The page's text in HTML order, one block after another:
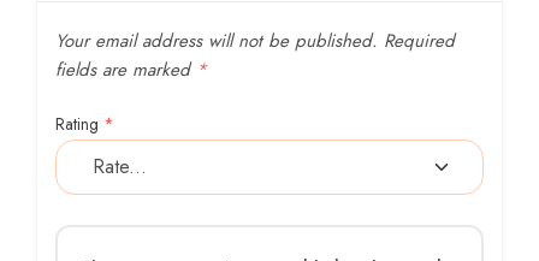
Your email address will not be published. Required
fields are marked *
Rating *